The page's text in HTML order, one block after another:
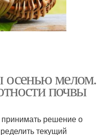
осенью мелом.
почвы
решение о
текущий